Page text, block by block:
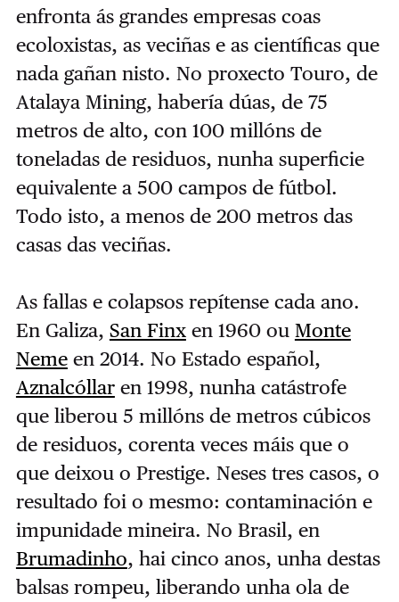
enfronta ás grandes empresas coas
ecoloxistas, as veciñas e as científicas que
nada gañan nisto. No proxecto Touro, de
Atalaya Mining, habería dúas, de 75
metros de alto, con 100 millóns de
toneladas de residuos, nunha superficie
equivalente a 500 campos de fútbol.
Todo isto, a menos de 200 metros das
casas das veciñas.
As fallas e colapsos repítense cada ano.
En Galiza, San Finxen 1960 ou Monte
Nemeen 2014. No Estado español,
Aznalcóllaren 1998, nunha catástrofe
que liberou 5 millóns de metros cúbicos
de residuos, corenta veces máis que o
que deixou o Prestige. Neses tres casos, o
resultado foi o mesmo: contaminación e
impunidade mineira. No Brasil, en
Brumadinho, hai cinco anos, unha destas
balsas rompeu, liberando unha ola de